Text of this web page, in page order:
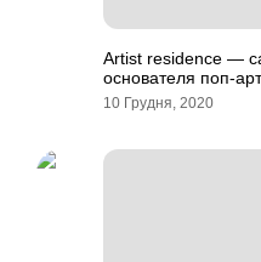
Artist residence —
основателя поп-
10 Грудня, 2020